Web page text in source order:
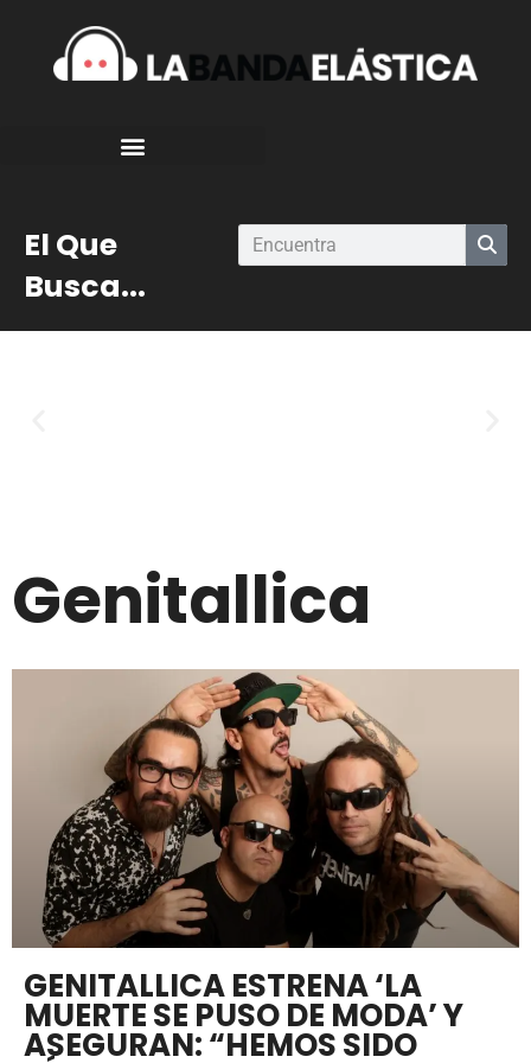
El Que
Busca...
Genitallica
GENITALLICA ESTRENA ‘LA
MUERTE SE PUSO DE MODA’ Y
ASEGURAN: “HEMOS SIDO